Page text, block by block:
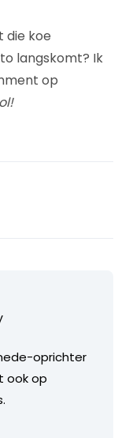
die koe
langskomt? Ik
op
oprichter
ook op